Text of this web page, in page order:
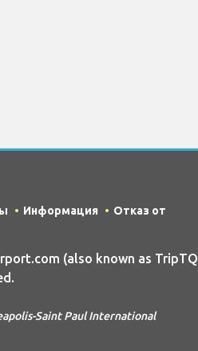
Информация
Отказ от
(also known as TripTQ
Saint Paul International